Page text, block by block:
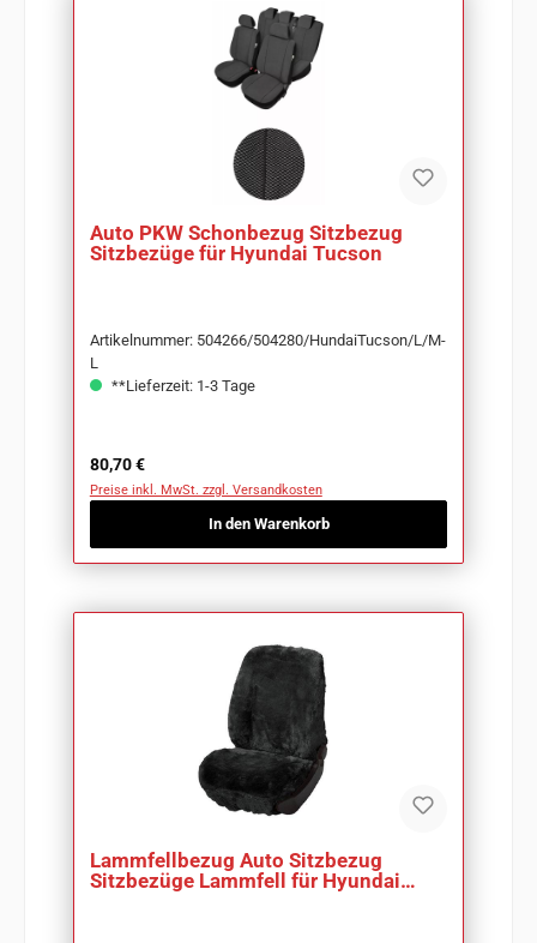
Auto PKW Schonbezug Sitzbezug
Sitzbezüge für Hyundai Tucson
Artikelnummer: 504266/504280/HundaiTucson/L/M-
L
**Lieferzeit: 1-3 Tage
Regulärer Preis:
80,70 €
Preise inkl. MwSt. zzgl. Versandkosten
In den Warenkorb
Lammfellbezug Auto Sitzbezug
Sitzbezüge Lammfell für Hyundai